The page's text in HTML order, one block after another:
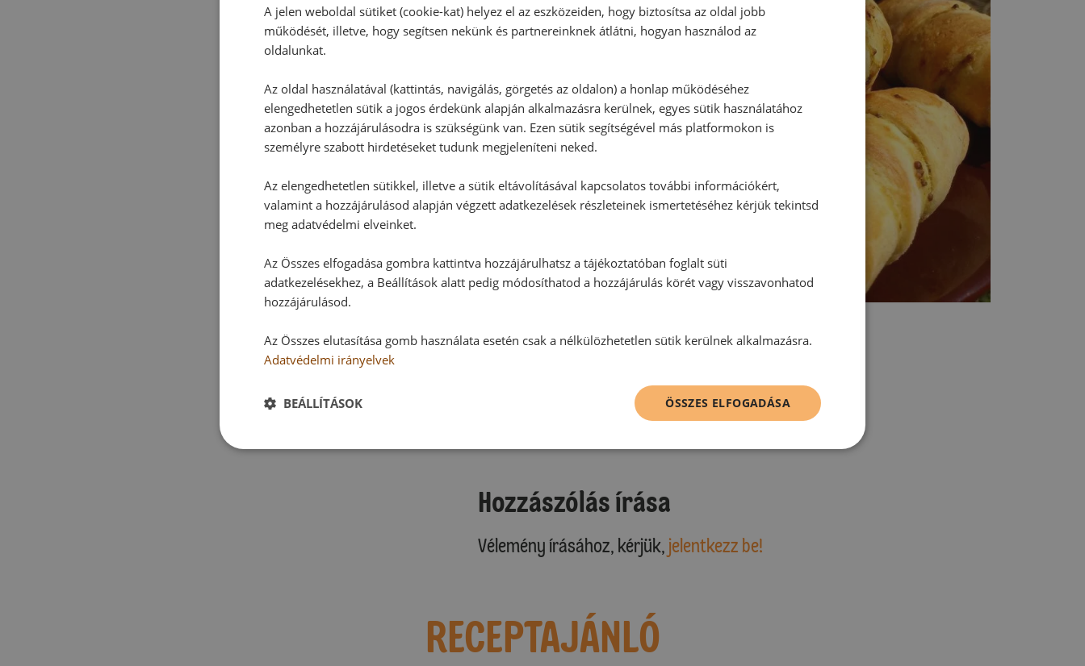
Ehhez a recepthez még nem érkezett hozzászólás.
Hozzászólás írása
Vélemény írásához, kérjük, jelentkezz be!
RECEPTAJÁNLÓ
A jelen weboldal sütiket (cookie-kat) helyez el az eszközeiden, hogy biztosítsa az oldal jobb
működését, illetve, hogy segítsen nekünk és partnereinknek átlátni, hogyan használod az
oldalunkat.
Az oldal használatával (kattintás, navigálás, görgetés az oldalon) a honlap működéséhez
elengedhetetlen sütik a jogos érdekünk alapján alkalmazásra kerülnek, egyes sütik használatához
azonban a hozzájárulásodra is szükségünk van. Ezen sütik segítségével más platformokon is
személyre szabott hirdetéseket tudunk megjeleníteni neked.
Az elengedhetetlen sütikkel, illetve a sütik eltávolításával kapcsolatos további információkért,
valamint a hozzájárulásod alapján végzett adatkezelések részleteinek ismertetéséhez kérjük tekintsd
meg adatvédelmi elveinket.
Az Összes elfogadása gombra kattintva hozzájárulhatsz a tájékoztatóban foglalt süti
adatkezelésekhez, a Beállítások alatt pedig módosíthatod a hozzájárulás körét vagy visszavonhatod
hozzájárulásod.
Az Összes elutasítása gomb használata esetén csak a nélkülözhetetlen sütik kerülnek alkalmazásra.
Adatvédelmi irányelvek
ÖSSZES ELFOGADÁSA
BEÁLLÍTÁSOK